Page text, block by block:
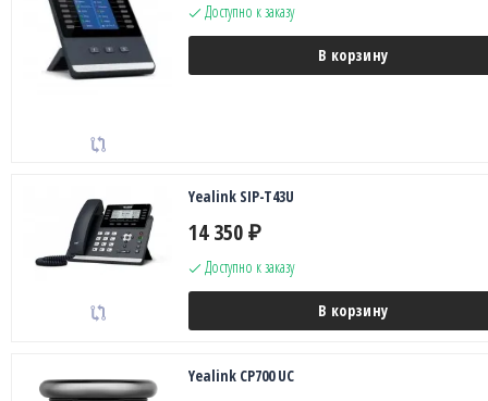
Доступно к заказу
В корзину
Yealink SIP-T43U
14 350 ₽
Доступно к заказу
В корзину
Yealink CP700 UC